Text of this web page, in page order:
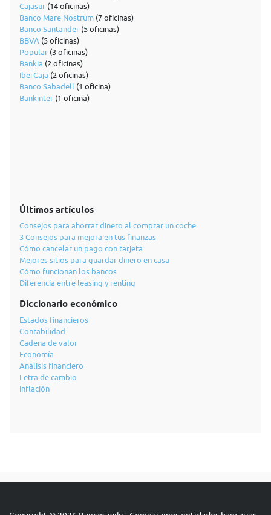
Cajasur (14 oficinas)
Banco Mare Nostrum (7 oficinas)
Banco Santander (5 oficinas)
BBVA (5 oficinas)
Popular (3 oficinas)
Bankia (2 oficinas)
IberCaja (2 oficinas)
Banco Sabadell (1 oficina)
Bankinter (1 oficina)
Últimos artículos
Consejos para ahorrar dinero al comprar un coche
3 Consejos para mejora en tus finanzas
Cómo cancelar un pago con tarjeta
Mejores sitios para guardar dinero en casa
Cómo funcionan los bancos
Diferencia entre leasing y renting
Diccionario económico
Estados financieros
Contabilidad
Cadena de valor
Economía
Análisis financiero
Letra de cambio
Inflación